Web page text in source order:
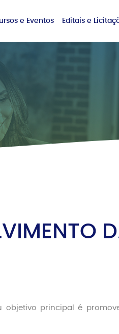
e Eventos Editais e
objetivo principal é